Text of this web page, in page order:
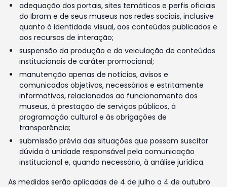
adequação dos portais, sites temáticos e perfis oficiais
do Ibram e de seus museus nas redes sociais, inclusive
quanto à identidade visual, aos conteúdos publicados e
aos recursos de interação;
suspensão da produção e da veiculação de conteúdos
institucionais de caráter promocional;
manutenção apenas de notícias, avisos e
comunicados objetivos, necessários e estritamente
informativos, relacionados ao funcionamento dos
museus, à prestação de serviços públicos, à
programação cultural e às obrigações de
transparência;
submissão prévia das situações que possam suscitar
dúvida à unidade responsável pela comunicação
institucional e, quando necessário, à análise jurídica.
As medidas serão aplicadas de 4 de julho a 4 de outubro